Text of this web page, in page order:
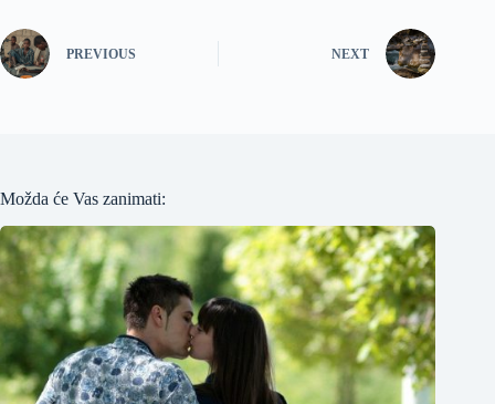
PREVIOUS NEXT
Možda će Vas zanimati: